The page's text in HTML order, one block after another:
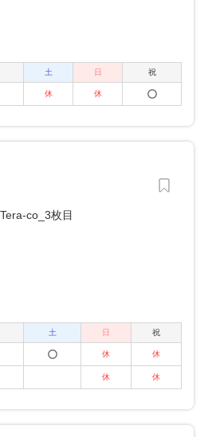
土 日 祝
休 休
土 日 祝
休 休
休 休